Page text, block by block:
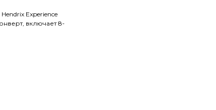
Experience
включает 8-